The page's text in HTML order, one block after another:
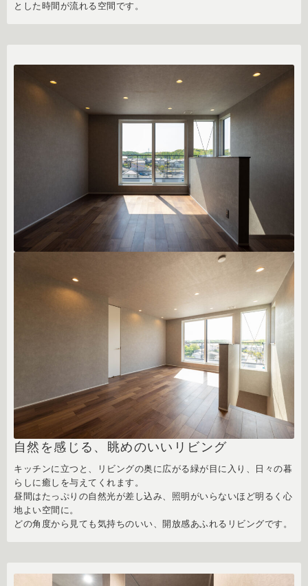
とした時間が流れる空間です。
自然を感じる、眺めのいいリビング
キッチンに立つと、リビングの奥に広がる緑が目に入り、日々の暮
らしに癒しを与えてくれます。
昼間はたっぷりの自然光が差し込み、照明がいらないほど明るく心
地よい空間に。
どの角度から見ても気持ちのいい、開放感あふれるリビングです。